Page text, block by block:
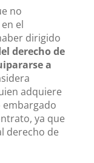
no
el
dirigido
derecho de
a
adquiere
ya que
derecho de